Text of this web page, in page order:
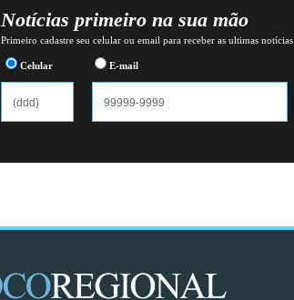
Notícias primeiro na sua mão
Primeiro cadastre seu celular ou email para receber as ultimas notícias.
Celular E-mail